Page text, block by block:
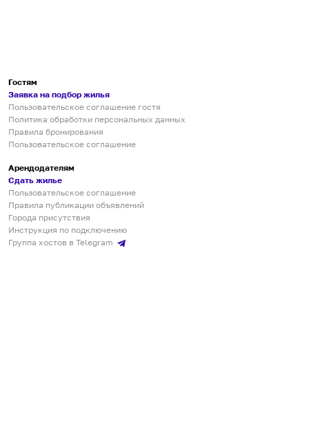
Гостям
Заявка на подбор жилья
Пользовательское соглашение гостя
Политика обработки персональных данных
Правила бронирования
Пользовательское соглашение
Арендодателям
Сдать жилье
Пользовательское соглашение
Правила публикации объявлений
Города присутствия
Инструкция по подключению
Группа хостов в Telegram